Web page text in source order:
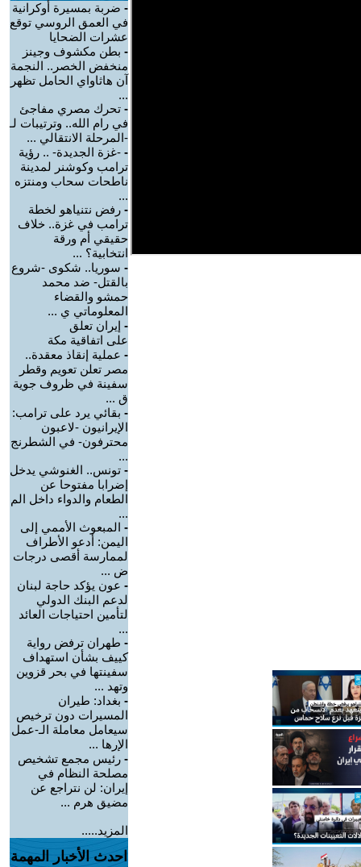
- ضربة بمسيرة أوكرانية
في العمق الروسي توقع
عشرات الضحايا
- بطن مكشوف وجينز
منخفض الخصر.. النجمة
آن هاثاواي الحامل تظهر
...
- تحرك مصري مفاجئ
في رام الله.. وترتيبات لـ
-المرحلة الانتقالي ...
- -غزة الجديدة- .. رؤية
ترامب وكوشنر لمدينة
ناطحات سحاب ومنتزه
...
- رفض نتنياهو لخطة
ترامب في غزة.. خلاف
حقيقي أم ورقة
انتخابية؟ ...
- سوريا.. شكوى -شروع
بالقتل- ضد محمد
حمشو والقضاء
المعلوماتي ي ...
- إيران تعلق
على اتفاقية مكة
- عملية إنقاذ معقدة..
مصر تعلن تعويم وقطر
سفينة في ظروف جوية
ق ...
- بقائي يرد على ترامب:
الإيرانيون -لاعبون
محترفون- في الشطرنج
...
- تونس.. الغنوشي يدخل
إضرابا مفتوحا عن
الطعام والدواء داخل الم
...
- ‏المبعوث الأممي إلى
اليمن: أدعو الأطراف
لممارسة أقصى درجات
ض ...
- عون يؤكد حاجة لبنان
لدعم البنك الدولي
لتأمين احتياجات العائد
...
- طهران ترفض رواية
كييف بشأن استهداف
سفينتها في بحر قزوين
وتهد ...
- بغداد: طيران
المسيرات دون ترخيص
سيعامل معاملة الـ-عمل
الإرها ...
- رئيس مجمع تشخيص
مصلحة النظام في
إيران: لن نتراجع عن
مضيق هرم ...
المزيد.....
احدث الأخبار المهمة